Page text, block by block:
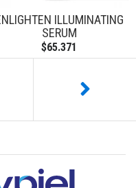
ILLUMINATING
SERUM
$65.371